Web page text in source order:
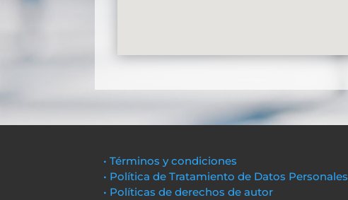
• Términos y condiciones
• Política de Tratamiento de Datos Personales
• Políticas de derechos de autor